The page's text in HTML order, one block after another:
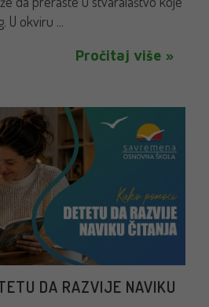
U okviru ...
Pročitaj više »
DA RAZVIJE NAVIKU